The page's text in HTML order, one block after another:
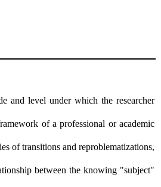
and level under which the researcher
of a professional or academic
of transitions and reproblematizations,
between the knowing "subject"